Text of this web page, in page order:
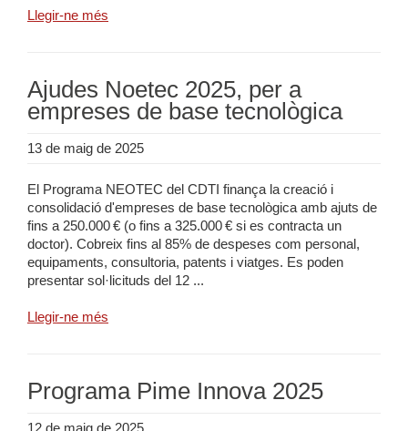
Llegir-ne més
Ajudes Noetec 2025, per a
empreses de base tecnològica
13 de maig de 2025
El Programa NEOTEC del CDTI finança la creació i
consolidació d'empreses de base tecnològica amb ajuts de
fins a 250.000 € (o fins a 325.000 € si es contracta un
doctor). Cobreix fins al 85% de despeses com personal,
equipaments, consultoria, patents i viatges. Es poden
presentar sol·licituds del 12 ...
Llegir-ne més
Programa Pime Innova 2025
12 de maig de 2025